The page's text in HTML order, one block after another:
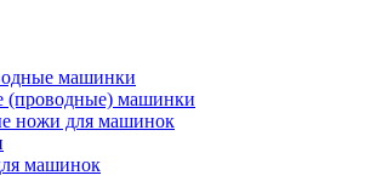
машинки
(проводные) машинки
ножи для машинок
машинок